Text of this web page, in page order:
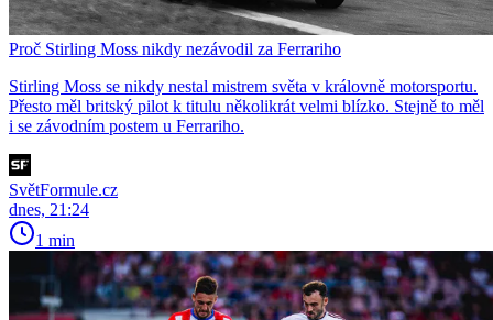
Proč Stirling Moss nikdy nezávodil za Ferrariho
Stirling Moss se nikdy nestal mistrem světa v královně motorsportu.
Přesto měl britský pilot k titulu několikrát velmi blízko. Stejně to měl
i se závodním postem u Ferrariho.
SvětFormule.cz
dnes, 21:24
1 min